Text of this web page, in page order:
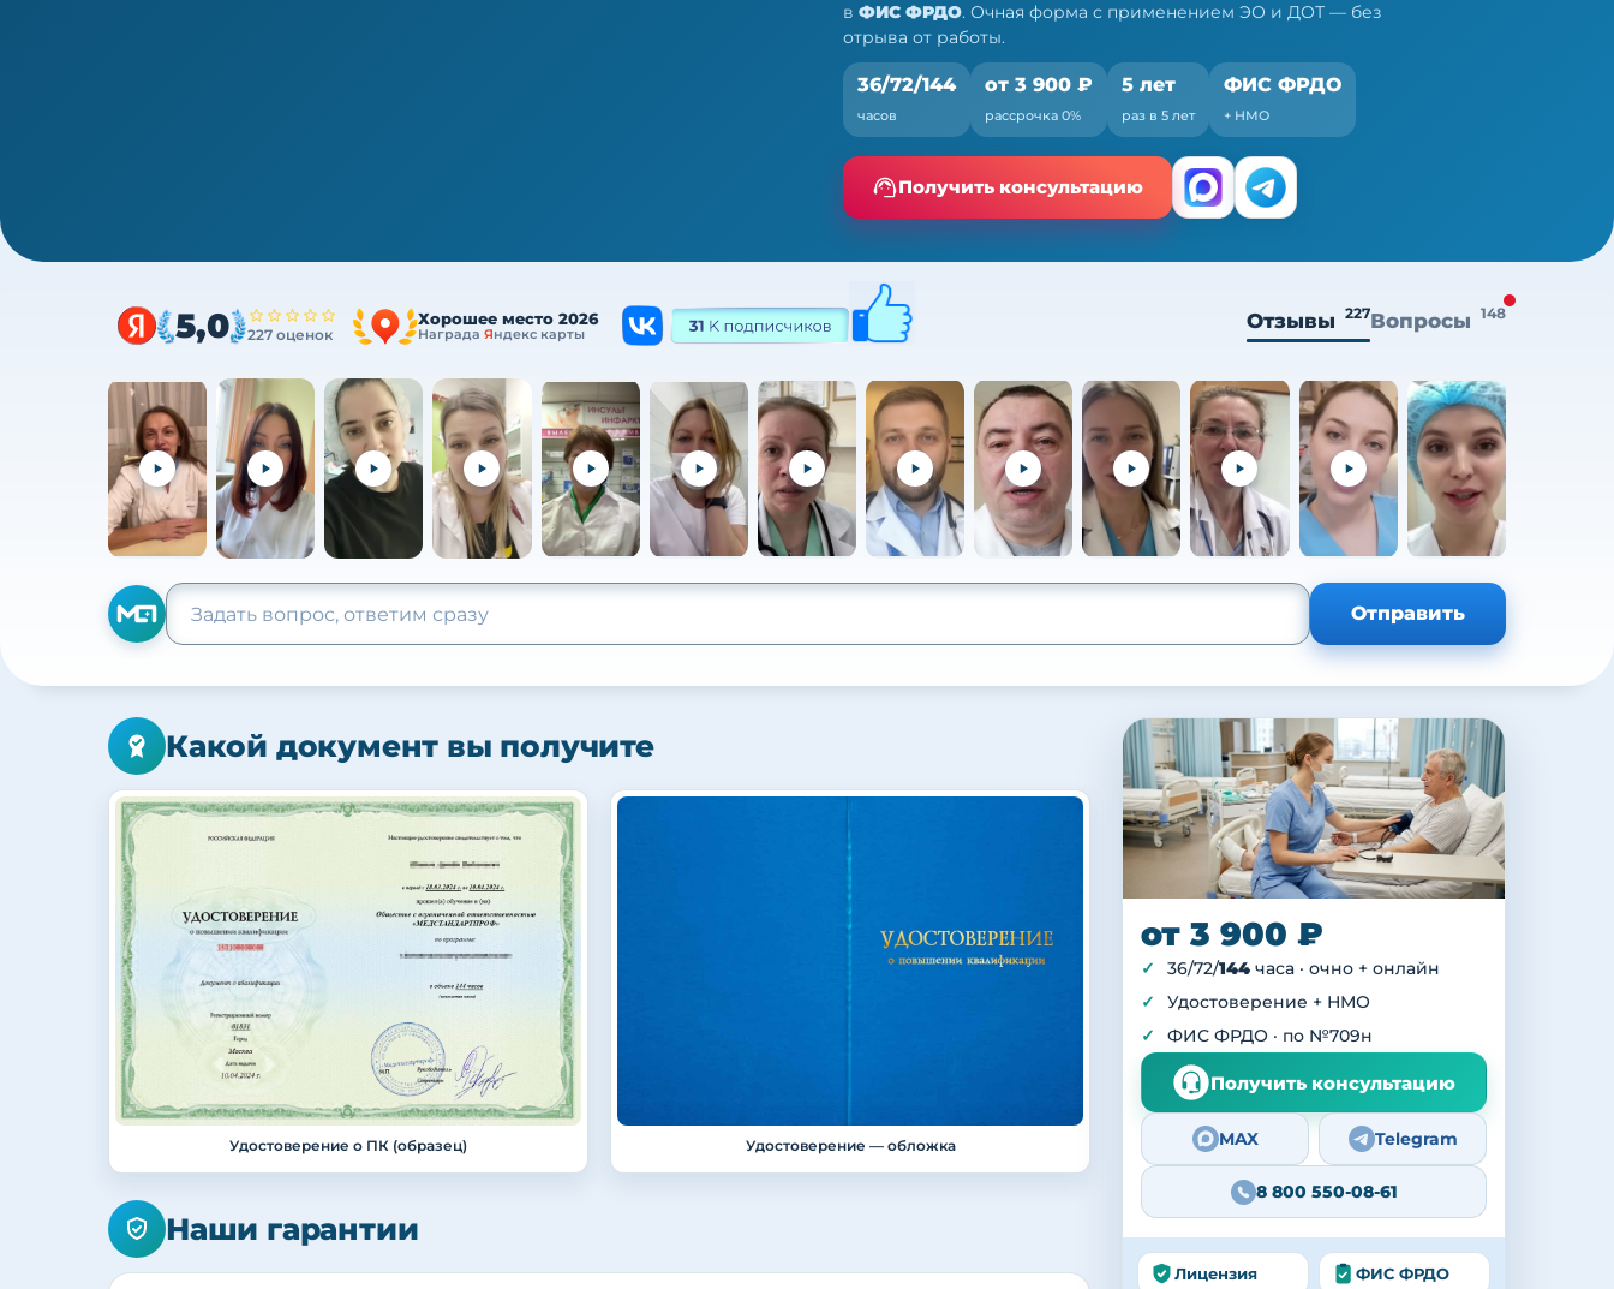
в ФИС ФРДО. Очная форма с применением ЭО и ДОТ — без
отрыва от работы.
36/72/144
часов
от 3 900 ₽
рассрочка 0%
5 лет
раз в 5 лет
ФИС ФРДО
+ НМО
Получить консультацию
5,0 227 оценок
Хорошее место 2026
НаградаЯндекс карты
Отзывы 227Вопросы 148
Отправить
Какой документ вы получите
Удостоверение о ПК (образец) Удостоверение — обложка
Наши гарантии
от 3 900 ₽
36/72/144 часа · очно + онлайн
Удостоверение + НМО
ФИС ФРДО · по №709н
Получить консультацию
MAX Telegram
8 800 550-08-61
Лицензия ФИС ФРДО